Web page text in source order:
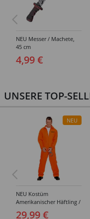
NEU Messer / Machete,
45 cm
4,99 €
UNSERE TOP-
NEU
NEU Kostüm
Amerikanischer Häftling /
Sträfling, Overall, Orange
29,99 €